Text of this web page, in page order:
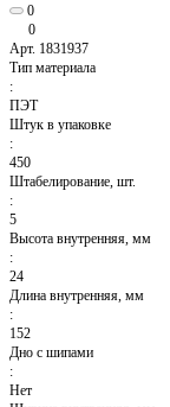
0
0
Арт. 1831937
Тип материала
:
ПЭТ
Штук в упаковке
:
450
Штабелирование, шт.
:
5
Высота внутренняя, мм
:
24
Длина внутренняя, мм
:
152
Дно с шипами
:
Нет